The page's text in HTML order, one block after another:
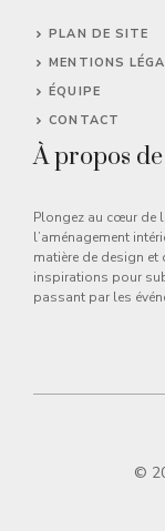
PLAN DE SITE
MENTIONS
ÉQUIPE
CONTACT
À propos
Plongez au cœur de
l’aménagement
matière de design et
inspirations pour
passant par les
©